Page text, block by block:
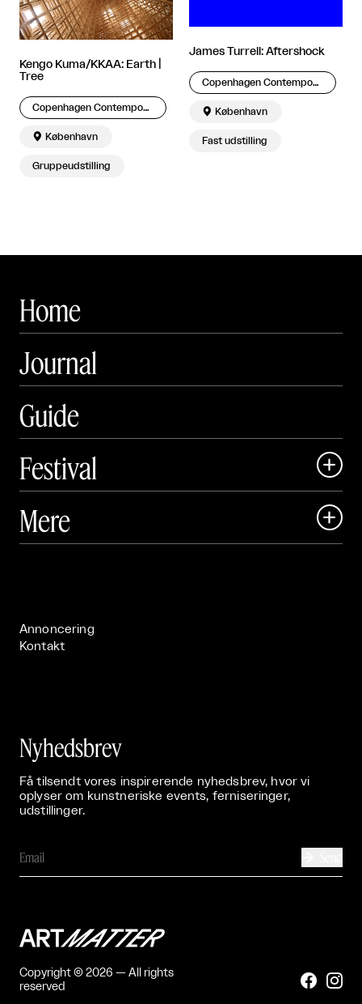
Kengo Kuma/KKAA: Earth |
Tree
Copenhagen Contemporary
 København
Gruppeudstilling
James Turrell: Aftershock
Copenhagen Contemporary
 København
Fast udstilling
Home
Journal
Guide
Festival

 Art Matter Festival
Mere 
Annoncering
Kontakt
Nyhedsbrev
Få tilsendt vores inspirerende nyhedsbrev, hvor vi
oplyser om kunstneriske events, ferniseringer,
udstillinger.
Copyright © 2026 — All rights
reserved
 